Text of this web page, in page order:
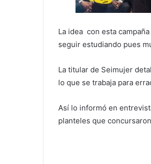
La idea con esta campaña
seguir estudiando pues
La titular de Seimujer
lo que se trabaja para
Así lo informó en
planteles que